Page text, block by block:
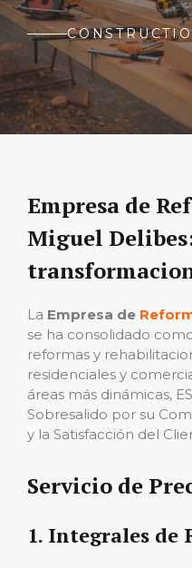
Empresa de
Miguel
La Empresa de
se ha consolidado
reformas y
residenciales y
áreas más dinámicas,
Sobresalido por su
y la Satisfacción del
Servicio de
1. Integrales de